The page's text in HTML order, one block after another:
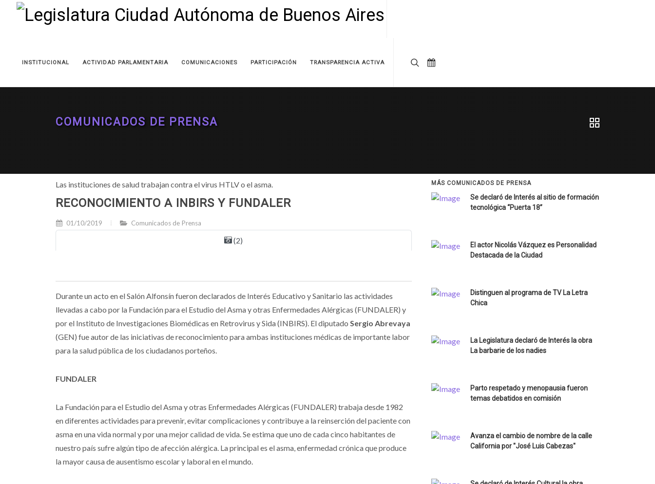
INSTITUCIONAL ACTIVIDAD PARLAMENTARIA COMUNICACIONES PARTICIPACIÓN TRANSPARENCIA ACTIVA
COMUNICADOS DE PRENSA
Las instituciones de salud trabajan contra el virus HTLV o el asma.
RECONOCIMIENTO A INBIRS Y FUNDALER
01/10/2019 Comunicados de Prensa
(2)
Durante un acto en el Salón Alfonsín fueron declarados de Interés Educativo y Sanitario las actividades
llevadas a cabo por la Fundación para el Estudio del Asma y otras Enfermedades Alérgicas (FUNDALER) y
por el Instituto de Investigaciones Biomédicas en Retrovirus y Sida (INBIRS). El diputado Sergio Abrevaya
(GEN) fue autor de las iniciativas de reconocimiento para ambas instituciones médicas de importante labor
para la salud pública de los ciudadanos porteños.
FUNDALER
La Fundación para el Estudio del Asma y otras Enfermedades Alérgicas (FUNDALER) trabaja desde 1982
en diferentes actividades para prevenir, evitar complicaciones y contribuye a la reinserción del paciente con
asma en una vida normal y por una mejor calidad de vida. Se estima que uno de cada cinco habitantes de
nuestro país sufre algún tipo de afección alérgica. La principal es el asma, enfermedad crónica que produce
la mayor causa de ausentismo escolar y laboral en el mundo.
MÁS COMUNICADOS DE PRENSA
Se declaró de Interés al sitio de formación
tecnológica “Puerta 18”
El actor Nicolás Vázquez es Personalidad
Destacada de la Ciudad
Distinguen al programa de TV La Letra
Chica
La Legislatura declaró de Interés la obra
La barbarie de los nadies
Parto respetado y menopausia fueron
temas debatidos en comisión
Avanza el cambio de nombre de la calle
California por "José Luis Cabezas"